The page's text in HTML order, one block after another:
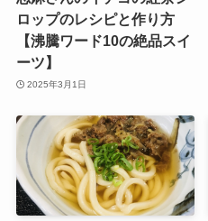
ロップのレシピと作り方
【沸騰ワード10の絶品スイ
ーツ】
2025年3月1日